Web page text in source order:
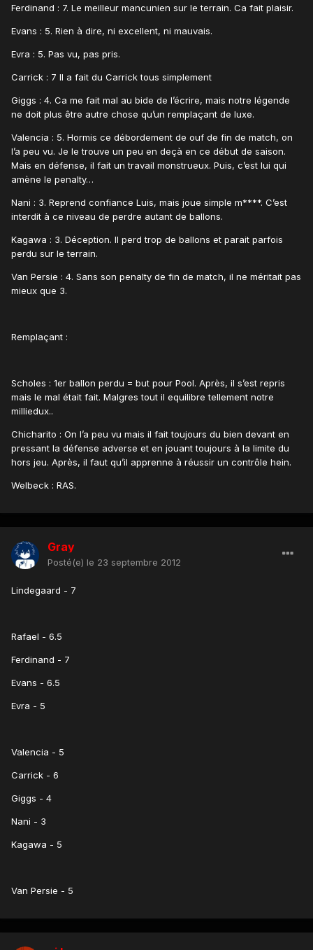
Ferdinand : 7. Le meilleur mancunien sur le terrain. Ca fait plaisir.
Evans : 5. Rien à dire, ni excellent, ni mauvais.
Evra : 5. Pas vu, pas pris.
Carrick : 7 Il a fait du Carrick tous simplement
Giggs : 4. Ca me fait mal au bide de l’écrire, mais notre légende
ne doit plus être autre chose qu’un remplaçant de luxe.
Valencia : 5. Hormis ce débordement de ouf de fin de match, on
l’a peu vu. Je le trouve un peu en deçà en ce début de saison.
Mais en défense, il fait un travail monstrueux. Puis, c’est lui qui
amène le penalty…
Nani : 3. Reprend confiance Luis, mais joue simple m****. C’est
interdit à ce niveau de perdre autant de ballons.
Kagawa : 3. Déception. Il perd trop de ballons et parait parfois
perdu sur le terrain.
Van Persie : 4. Sans son penalty de fin de match, il ne méritait pas
mieux que 3.
Remplaçant :
Scholes : 1er ballon perdu = but pour Pool. Après, il s’est repris
mais le mal était fait. Malgres tout il equilibre tellement notre
milliedux..
Chicharito : On l’a peu vu mais il fait toujours du bien devant en
pressant la défense adverse et en jouant toujours à la limite du
hors jeu. Après, il faut qu’il apprenne à réussir un contrôle hein.
Welbeck : RAS.
Gray
Posté(e) le 23 septembre 2012
Lindegaard - 7
Rafael - 6.5
Ferdinand - 7
Evans - 6.5
Evra - 5
Valencia - 5
Carrick - 6
Giggs - 4
Nani - 3
Kagawa - 5
Van Persie - 5